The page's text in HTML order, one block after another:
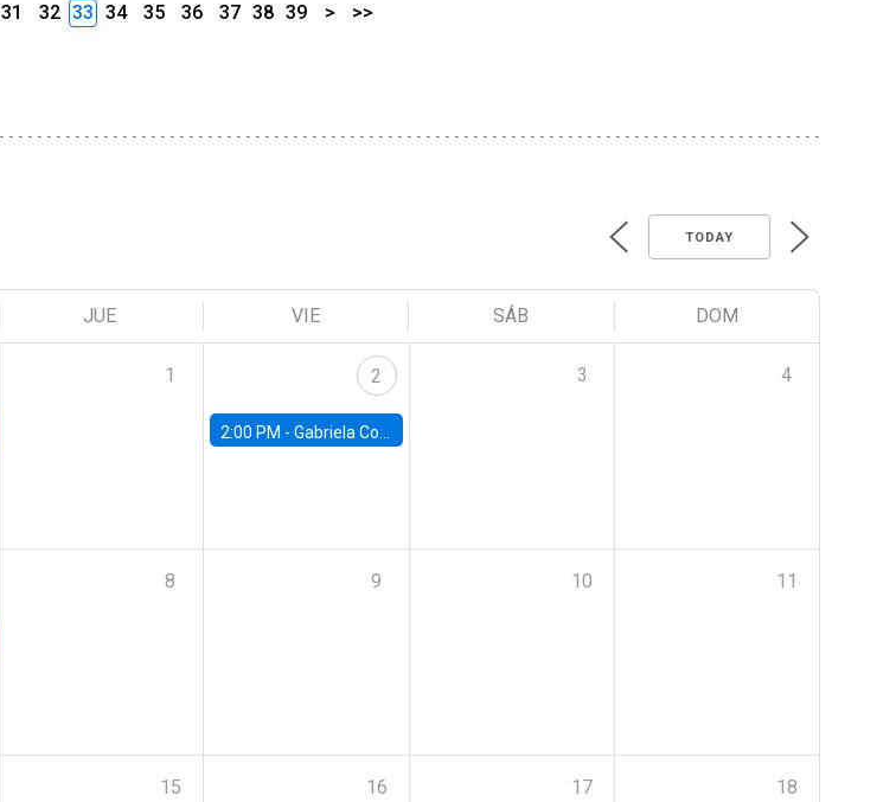
31 32 33 34 35 36 37 38 39 > >>
TODAY
JUE VIE SÁB DOM
1 2
2:00 PM - Gabriela Contreras, Banco Central de Chile y UC
3 4
8 9 10 11
15 16 17 18